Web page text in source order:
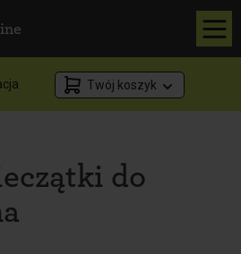
Twój koszyk
do